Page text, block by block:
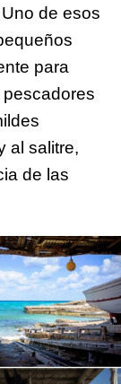
de esos
para
al salitre,
de las